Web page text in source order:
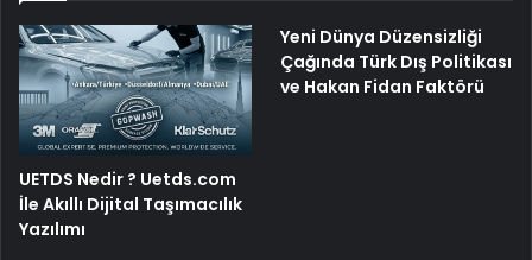
UETDS Nedir ? Uetds.com
İle Akıllı Dijital Taşımacılık
Yazılımı
Yeni Dünya Düzensizliği
Çağında Türk Dış Politikası
ve Hakan Fidan Faktörü